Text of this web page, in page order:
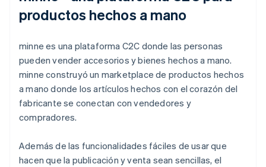
productos hechos a mano
minne es una plataforma C2C donde las personas
pueden vender accesorios y bienes hechos a mano.
minne construyó un marketplace de productos hechos
a mano donde los artículos hechos con el corazón del
fabricante se conectan con vendedores y
compradores.
Además de las funcionalidades fáciles de usar que
hacen que la publicación y venta sean sencillas, el